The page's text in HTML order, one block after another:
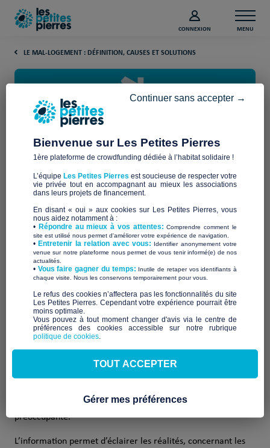
CONNEXION MENU
LE MAL-LOGEMENT : DÉFINITION, CAUSES ET SOLUTIONS
Les SDF en France : comprendre
leur réalité
SDF en Francefont partie du paysage de nombreuses
grandes villes comme Paris, Lyon ou Marseille, mais aussi de
territoires moins visibles, en zones rurales. Pourtant, ce
phénomène reste souvent mal compris. Derrière les idées
reçues se cachent des parcours de vie complexes, marqués
par laprécarité, la pauvreté, la perte d’un logement ou d’un
domicile stable.
Pourquoi parler des SDF en France ?
Parler des SDF, c’est avant toutdonner des clés de
fiables au public, pour dépasser les
stéréotypes et mieux appréhender une situation sociale
préoccupante.
L’information permet d’éclairer les réalités, concernant les
Bienvenue sur Les Petites Pierres
1ère plateforme de crowdfunding dédiée à l’habitat solidaire !
L’équipe Les Petites Pierres est soucieuse de respecter votre
vie privée tout en accompagnant au mieux les associations
dans leurs projets de financement.
En disant « oui » aux cookies sur Les Petites Pierres, vous
nous aidez notamment à :
• Répondre au mieux à vos attentes:Comprendre comment le
site est utilisé nous permet d'améliorer votre expérience de navigation.
•Entretenir la relation avec vous: Identifier anonymement votre
venue sur notre plateforme nous permet de vous tenir informé(e) de nos
actualités.
​• Vous faire gagner du temps: Inutile de retaper vos identifiants à
chaque visite. Nous les conservons temporairement pour vous.
​Le refus des cookies n’affectera pas les fonctionnalités du site
Les Petites Pierres. Cependant votre expérience pourrait être
moins optimale.​
Vous pouvez à tout moment changer d'avis via le centre de
préférences des cookies accessible sur notre rubrique
politique de cookies
Continuer sans accepter →
TOUT ACCEPTER
Gérer mes préférences